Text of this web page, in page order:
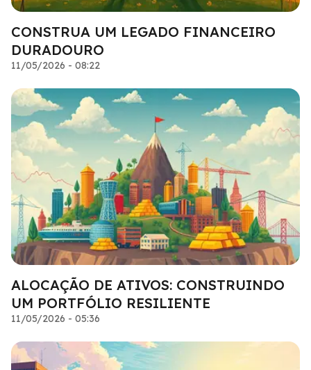
CONSTRUA UM LEGADO FINANCEIRO
DURADOURO
11/05/2026 - 08:22
ALOCAÇÃO DE ATIVOS: CONSTRUINDO
UM PORTFÓLIO RESILIENTE
11/05/2026 - 05:36